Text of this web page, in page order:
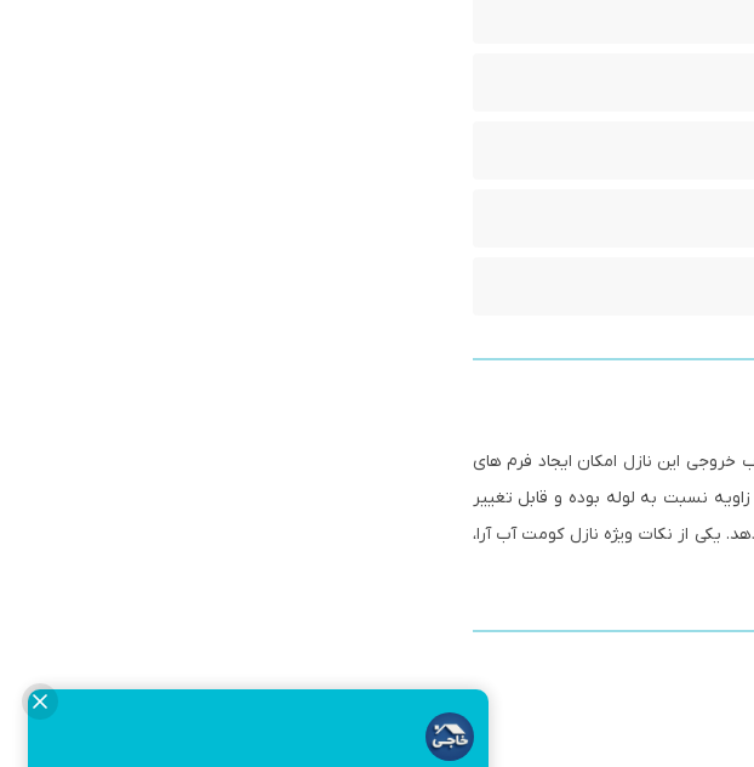
خروجی این نازل امکان ایجاد فرم های
نسبت به لوله بوده و قابل تغییر
یکی از نکات ویژه نازل کومت آب آرا،